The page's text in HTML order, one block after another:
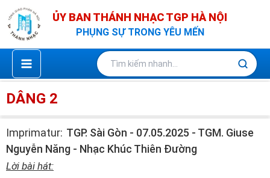
Nhảy
tới
nội
dung
ỦY BAN THÁNH NHẠC TGP HÀ NỘI
PHỤNG SỰ TRONG YÊU MẾN
DÂNG 2
Imprimatur: TGP. Sài Gòn - 07.05.2025 - TGM. Giuse
Nguyễn Năng - Nhạc Khúc Thiên Đường
Lời bài hát: